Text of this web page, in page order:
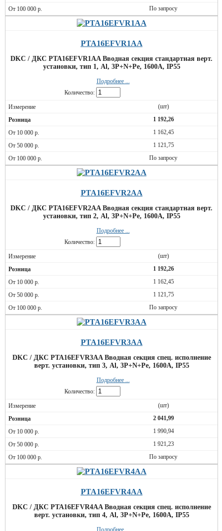
По запросу
PTA16EFVR1AA
DKC / ДКС PTA16EFVR1AA Вводная секция стандартная верт.
установки, тип 1, Al, 3P+N+Pe, 1600А, IP55
Подробнее ...
Количество:
(шт)
1 192,26
1 162,45
1 121,75
По запросу
PTA16EFVR2AA
DKC / ДКС PTA16EFVR2AA Вводная секция стандартная верт.
установки, тип 2, Al, 3P+N+Pe, 1600А, IP55
Подробнее ...
Количество:
(шт)
1 192,26
1 162,45
1 121,75
По запросу
PTA16EFVR3AA
DKC / ДКС PTA16EFVR3AA Вводная секция спец. исполнение
верт. установки, тип 3, Al, 3P+N+Pe, 1600А, IP55
Подробнее ...
Количество:
(шт)
2 041,99
1 990,94
1 921,23
По запросу
PTA16EFVR4AA
DKC / ДКС PTA16EFVR4AA Вводная секция спец. исполнение
верт. установки, тип 4, Al, 3P+N+Pe, 1600А, IP55
Подробнее ...